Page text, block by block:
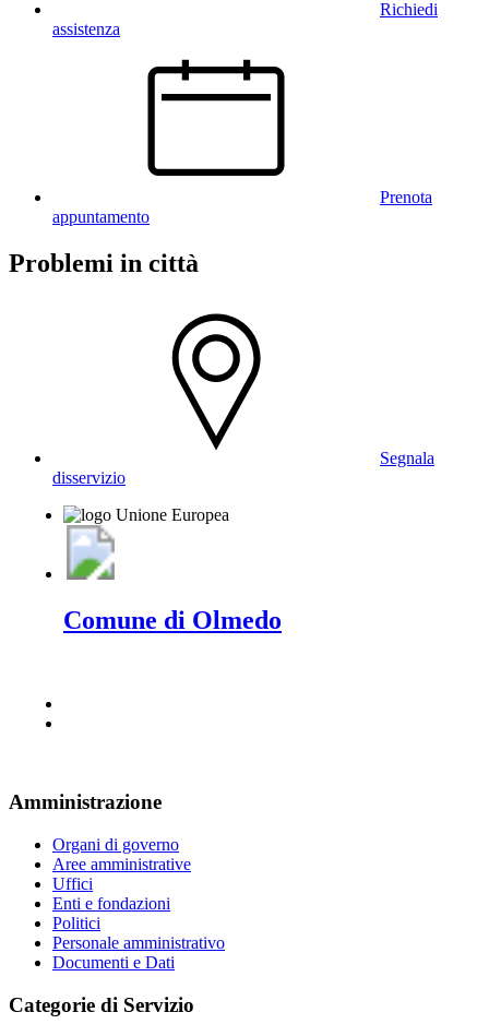
Richiedi
assistenza
Prenota
appuntamento
Problemi in città
Segnala
disservizio
Comune di Olmedo
Amministrazione
Organi di governo
Aree amministrative
Uffici
Enti e fondazioni
Politici
Personale amministrativo
Documenti e Dati
Categorie di Servizio